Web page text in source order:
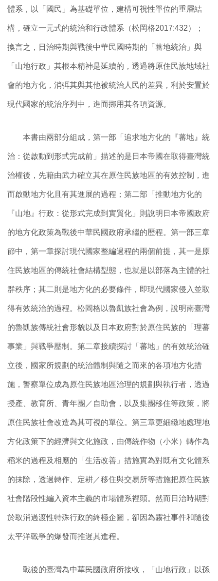
體系，以「國民」為基礎單位，建構可視性單位的重層結
構，確立一元式的統治和行政體系（松岡格2017:432）；
換言之，日治時期與戰後中華民國時期的「蕃地統治」與
「山地行政」其根本精神是延續的，透過將原住民族地域社
會的地方化，消弭其與其他被統治人民的差異，利於安置於
現代國家的統治序列中，進而挪用其各項資源。
本書由兩部分組成，第一部「追求地方化的『蕃地』統
治：從啟動到形式完成前」描述的是日本帝國在取得臺灣統
治權後，先藉由武力確立其在原住民族地區的有效控制，進
而啟動地方化且有其進展的過程；第二部「推動地方化的
『山地』行政：從形式完成到實質化」則說明日本帝國政府
的地方化政策為戰後中華民國政府承繼的歷程。第一部三章
節中，第一章探討現代國家整編過程的兩個前提，其一是原
住民族地區的傳統社會結構型態，也就是以部落為主體的社
群秩序；其二則是地方化的必要條件，即現代國家侵入並取
得有效統治的過程。松岡格以魯凱族社會為例，說明南臺灣
的魯凱族傳統社會形貌以及日本政府對於原住民族的「理蕃
事業」與戰爭壓制。第二章接續探討「蕃地」的有效統治確
立後，國家所規劃的統治體制與隨之而來的各項地方化措
施，警察單位成為原住民族地區治理的規劃與執行者，透過
授產、教育所、青年團／自助會，以及集團移住等政策，將
原住民族社會改造為其可視的單位。第三章更細緻地處理地
方化政策下的經濟與文化施政，由傳統作物（小米）轉作為
稻米的過程及相應的「生活改善」措施實為對既有文化體系
的抹除，透過轉作、定耕／移住與交易所等措施把原住民族
社會階段性編入資本主義的市場體系裡頭。然而日治時期對
於取消過渡性特殊行政的終極企圖，卻因為霧社事件和隨後
太平洋戰爭的爆發而推遲其進程。
戰後的臺灣為中華民國政府所接收，「山地行政」以孫